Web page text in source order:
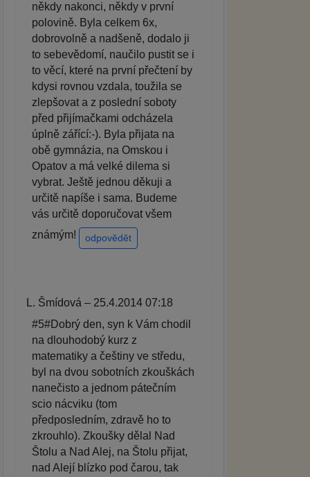
někdy nakonci, někdy v první
polovině. Byla celkem 6x,
dobrovolně a nadšeně, dodalo ji
to sebevědomí, naučilo pustit se i
to věcí, které na první přečtení by
kdysi rovnou vzdala, toužila se
zlepšovat a z poslední soboty
před přijímačkami odcházela
úplně zářící:-). Byla přijata na
obě gymnázia, na Omskou i
Opatov a má velké dilema si
vybrat. Ještě jednou děkuji a
určitě napíše i sama. Budeme
vás určitě doporučovat všem
známým!
odpovědět
L. Šmídová – 25.4.2014 07:18
#5#Dobrý den, syn k Vám chodil
na dlouhodobý kurz z
matematiky a češtiny ve středu,
byl na dvou sobotních zkouškách
nanečisto a jednom pátečním
scio nácviku (tom
předposledním, zdravě ho to
zkrouhlo). Zkoušky dělal Nad
Štolu a Nad Alej, na Štolu přijat,
nad Alejí blízko pod čarou, tak